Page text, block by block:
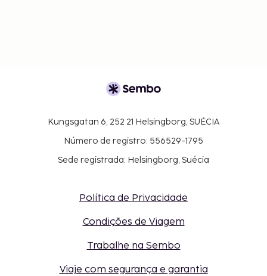
Kungsgatan 6, 252 21 Helsingborg, SUÉCIA
Número de registro: 556529-1795
Sede registrada: Helsingborg, Suécia
Política de Privacidade
Condições de Viagem
Trabalhe na Sembo
Viaje com segurança e garantia